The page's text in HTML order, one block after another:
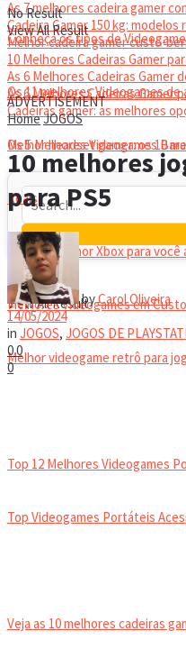
As 7 melhores cadeira gamer
Cadeira Gamer 150 kg:
Melhor cadeira gamer custo-
10 Melhores Cadeiras Gamer
As 6 Melhores Cadeiras Gamer
As 6 Melhores Cadeiras Gamer
Cadeiras gamer: as melhores
HEADSET
Melhor headset gamer: os 10
No Result
View All Result
Conheça os tipos de
Os 11 melhores Videogames
Os 5 Melhores Videogames
Reais
Qual é o melhor Xbox para
Melhores Videogames em
Melhor videogame retrô para
Top 12 Melhores Videogames
Top Videogames Portáteis
Veja as 10 melhores cadeiras
No Result
View All Result
ADVERTISEMENT
HomeJOGOS
10 melhores
para PS5
byCarol Oliveira
14/05/2024
in JOGOS, JOGOS DE
00
0